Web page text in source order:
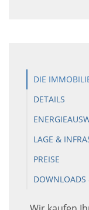
DIE
DETAILS
LAGE &
PREISE
DOWNLOADS